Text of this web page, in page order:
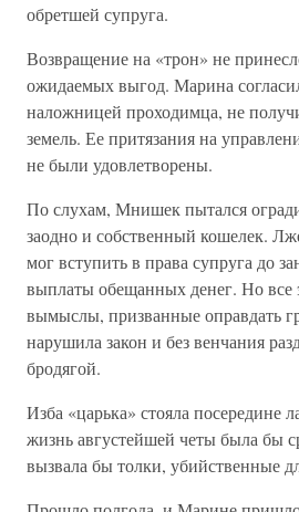
обретшей супруга.
Возвращение на «трон» не
ожидаемых выгод. Марина
наложницей проходимца, не
земель. Ее притязания на
не были удовлетворены.
По слухам, Мнишек пытался
заодно и собственный кошелек.
мог вступить в права супруга до
выплаты обещанных денег. Но все
вымыслы, призванные оправдать
нарушила закон и без венчания
бродягой.
Изба «царька» стояла посередине
жизнь августейшей четы была бы
вызвала бы толки, убийственные